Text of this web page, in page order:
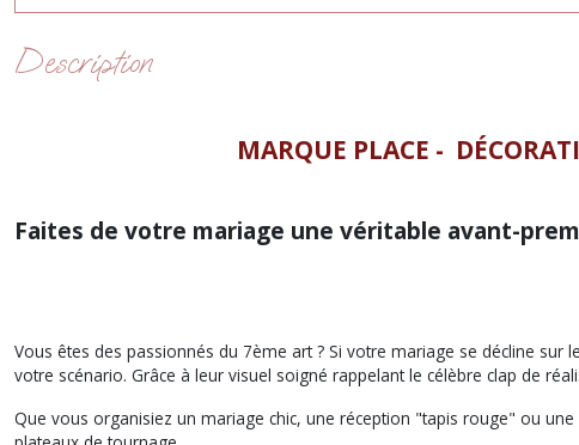
Description
MARQUE PLACE -
Faites de votre mariage une véritable avant-
Vous êtes des passionnés du 7ème art ? Si votre mariage se décline sur
votre scénario. Grâce à leur visuel soigné rappelant le célèbre clap de
Que vous organisiez un mariage chic, une réception "tapis rouge" ou